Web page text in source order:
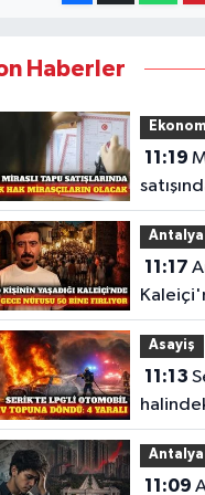
Haberler
11:19 Miraslı tapuların
11:17 Antalya
nüfusu
buluyor
Asayiş
11:13 Serik'te seyir
yandı:
11:09 Antalya'da